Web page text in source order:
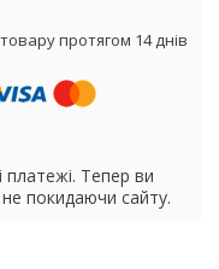
протягом 14 днів
платежі. Тепер ви
покидаючи сайту.